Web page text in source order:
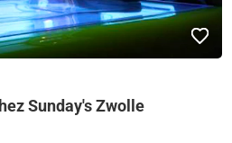
Sunday's Zwolle